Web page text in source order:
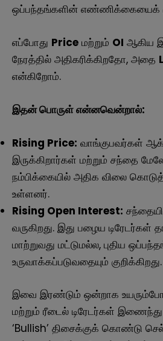
ஒப்பந்தங்களின் எண்ணிக்கையைக்
எப்போது Price மற்றும் OI ஆகிய
நேரத்தில் அதிகரிக்கிறதோ, அதை
என்கிறோம்.
இதன் பொருள் என்னவென்றால்:
Rising Price: வாங்குபவர்கள்
இருக்கிறார்கள் மற்றும் சந்தை
நம்பிக்கையில் அதிக விலை
உள்ளனர்.
Rising Open Interest:
வருகிறது. இது பழைய
மாற்றுவது மட்டுமல்ல, புதிய
உருவாக்கப்படுவதையும் குறிக்கிறது.
இவை இரண்டும் ஒன்றாக
மற்றும் ரீடைல் டிரேடர்கள்
‘Bullish’ திசைக்குக் கொண்டு